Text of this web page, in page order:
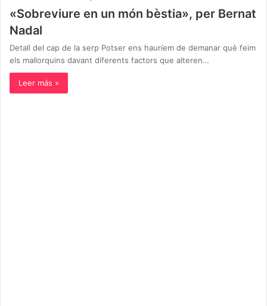
«Sobreviure en un món bèstia», per Bernat
Nadal
Detall del cap de la serp Potser ens hauríem de demanar què feim
els mallorquins davant diferents factors que alteren…
Leer más »